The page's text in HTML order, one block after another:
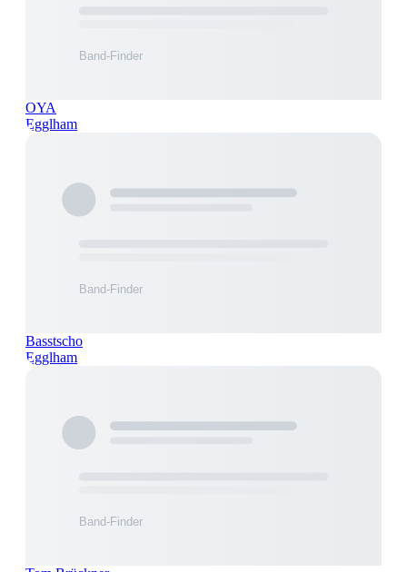
OYA
Egglham
Basstscho
Egglham